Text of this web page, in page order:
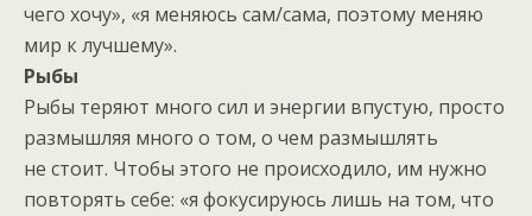
чего хочу», «я меняюсь сам/сама, поэтому меняю
мир к лучшему».
Рыбы
Рыбы теряют много сил и энергии впустую, просто
размышляя много о том, о чем размышлять
не стоит. Чтобы этого не происходило, им нужно
повторять себе: «я фокусируюсь лишь на том, что